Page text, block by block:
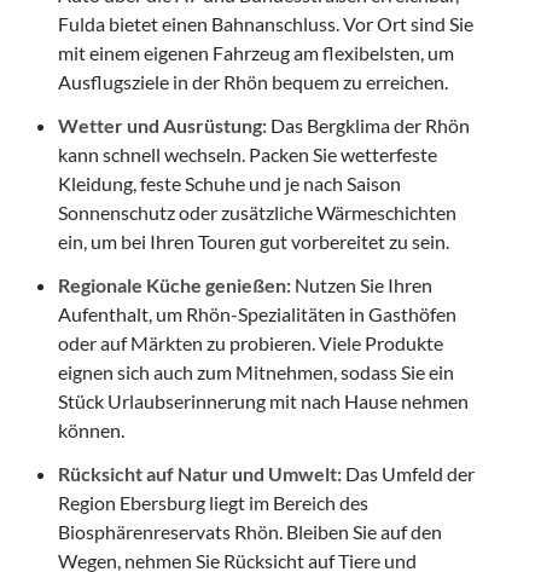
Fulda bietet einen Bahnanschluss. Vor Ort sind Sie
mit einem eigenen Fahrzeug am flexibelsten, um
Ausflugsziele in der Rhön bequem zu erreichen.
Wetter und Ausrüstung: Das Bergklima der Rhön
kann schnell wechseln. Packen Sie wetterfeste
Kleidung, feste Schuhe und je nach Saison
Sonnenschutz oder zusätzliche Wärmeschichten
ein, um bei Ihren Touren gut vorbereitet zu sein.
Regionale Küche genießen: Nutzen Sie Ihren
Aufenthalt, um Rhön-Spezialitäten in Gasthöfen
oder auf Märkten zu probieren. Viele Produkte
eignen sich auch zum Mitnehmen, sodass Sie ein
Stück Urlaubserinnerung mit nach Hause nehmen
können.
Rücksicht auf Natur und Umwelt: Das Umfeld der
Region Ebersburg liegt im Bereich des
Biosphärenreservats Rhön. Bleiben Sie auf den
Wegen, nehmen Sie Rücksicht auf Tiere und